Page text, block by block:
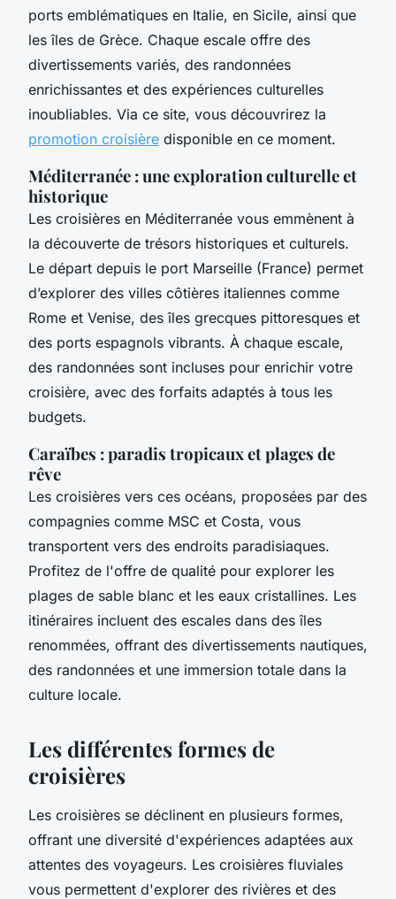
ports emblématiques en Italie, en Sicile, ainsi que
les îles de Grèce. Chaque escale offre des
divertissements variés, des randonnées
enrichissantes et des expériences culturelles
inoubliables. Via ce site, vous découvrirez la
promotion croisière disponible en ce moment.
Méditerranée : une exploration culturelle et
historique
Les croisières en Méditerranée vous emmènent à
la découverte de trésors historiques et culturels.
Le départ depuis le port Marseille (France) permet
d’explorer des villes côtières italiennes comme
Rome et Venise, des îles grecques pittoresques et
des ports espagnols vibrants. À chaque escale,
des randonnées sont incluses pour enrichir votre
croisière, avec des forfaits adaptés à tous les
budgets.
Caraïbes : paradis tropicaux et plages de
rêve
Les croisières vers ces océans, proposées par des
compagnies comme MSC et Costa, vous
transportent vers des endroits paradisiaques.
Profitez de l'offre de qualité pour explorer les
plages de sable blanc et les eaux cristallines. Les
itinéraires incluent des escales dans des îles
renommées, offrant des divertissements nautiques,
des randonnées et une immersion totale dans la
culture locale.
Les différentes formes de
croisières
Les croisières se déclinent en plusieurs formes,
offrant une diversité d'expériences adaptées aux
attentes des voyageurs. Les croisières fluviales
vous permettent d'explorer des rivières et des